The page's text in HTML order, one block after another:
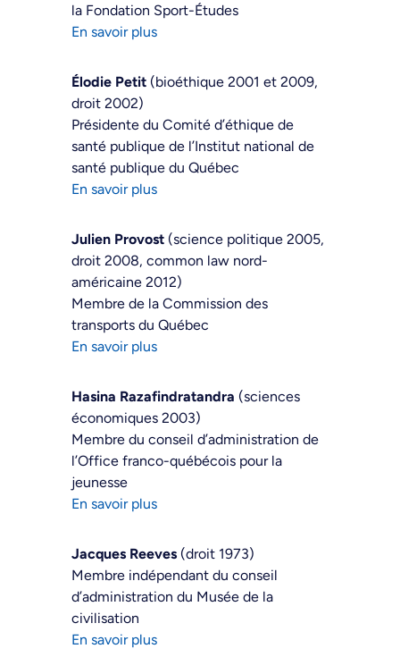
la Fondation Sport-Études
En savoir plus
Élodie Petit (bioéthique 2001 et 2009,
droit 2002)
Présidente du Comité d’éthique de
santé publique de l’Institut national de
santé publique du Québec
En savoir plus
Julien Provost (science politique 2005,
droit 2008, common law nord-
américaine 2012)
Membre de la Commission des
transports du Québec
En savoir plus
Hasina Razafindratandra (sciences
économiques 2003)
Membre du conseil d’administration de
l’Office franco-québécois pour la
jeunesse
En savoir plus
Jacques Reeves (droit 1973)
Membre indépendant du conseil
d’administration du Musée de la
civilisation
En savoir plus